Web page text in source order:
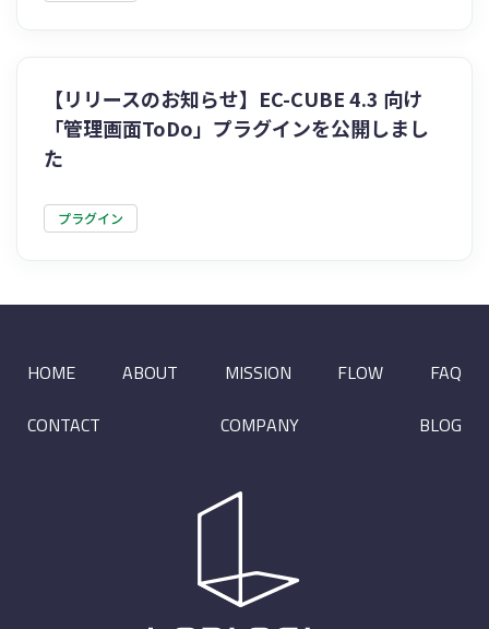
【リリースのお知らせ】EC-CUBE 4.3 向け
「管理画面ToDo」プラグインを公開しまし
た
プラグイン
HOME ABOUT MISSION FLOW
FAQ
CONTACT
COMPANY BLOG